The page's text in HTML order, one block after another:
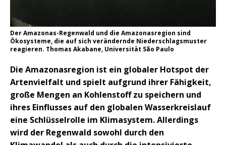
Der Amazonas-Regenwald und die Amazonasregion sind
Ökosysteme, die auf sich verändernde Niederschlagsmuster
reagieren. Thomas Akabane, Universität São Paulo
Die Amazonasregion ist ein globaler Hotspot der
Artenvielfalt und spielt aufgrund ihrer Fähigkeit,
große Mengen an Kohlenstoff zu speichern und
ihres Einflusses auf den globalen Wasserkreislauf
eine Schlüsselrolle im Klimasystem. Allerdings
wird der Regenwald sowohl durch den